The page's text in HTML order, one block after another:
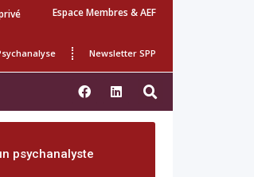
Espace Membres & AEF
Newsletter SPP
psychanalyste